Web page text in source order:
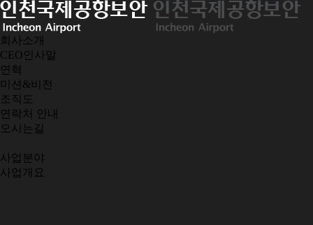
회사소개
CEO인사말
연혁
미션&비전
조직도
연락처 안내
오시는길
사업분야
사업개요